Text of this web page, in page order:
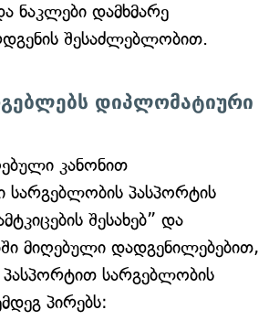
ნაკლები დამხმარე
შესაძლებლობით.
დიპლომატიური
კანონით
სარგებლობის პასპორტის
შესახებ” და
მიღებული დადგენილებებით,
სარგებლობის
პირებს: